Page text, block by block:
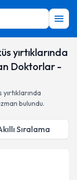
yırtıklarında
Doktorlar -
bulundu.
Sıralama